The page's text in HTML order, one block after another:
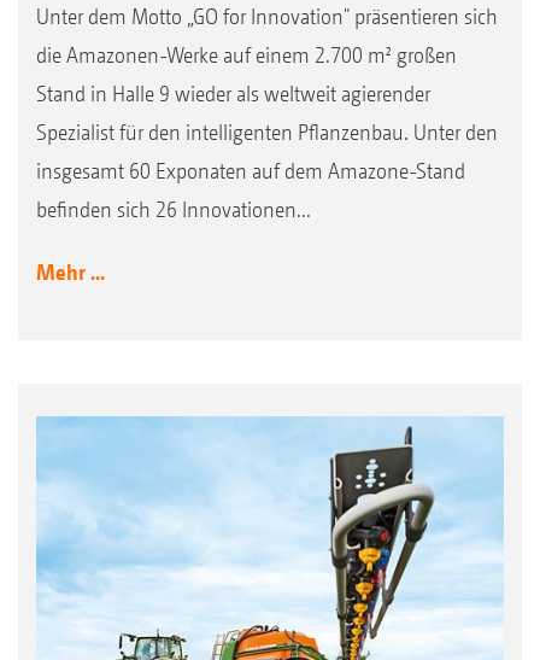
Unter dem Motto „GO for Innovation" präsentieren sich
die Amazonen-Werke auf einem 2.700 m² großen
Stand in Halle 9 wieder als weltweit agierender
Spezialist für den intelligenten Pflanzenbau. Unter den
insgesamt 60 Exponaten auf dem Amazone-Stand
befinden sich 26 Innovationen...
Mehr ...